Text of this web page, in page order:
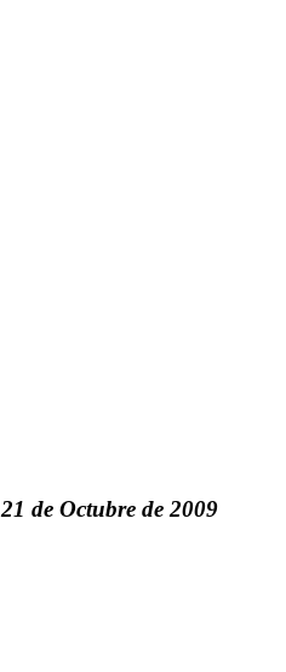
21 de Octubre de 2009